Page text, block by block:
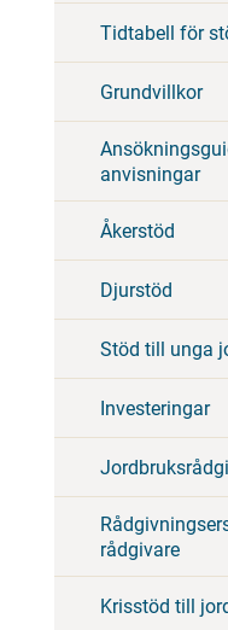
Tidtabell för
Grundvillkor
anvisningar
Åkerstöd
Djurstöd
Stöd till unga
Investeringar
rådgivare
Krisstöd till